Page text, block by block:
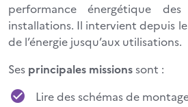
performance énergétique
installations. Il intervient depuis
de l’énergie jusqu’aux utilisations.
Ses principales missionssont :
Lire des schémas de